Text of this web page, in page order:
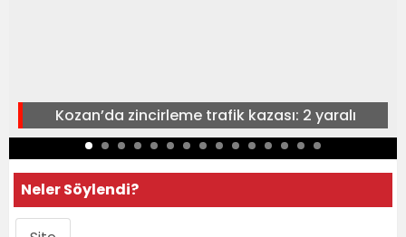
Kozan’da zincirleme trafik kazası: 2 yaralı
Neler Söylendi?